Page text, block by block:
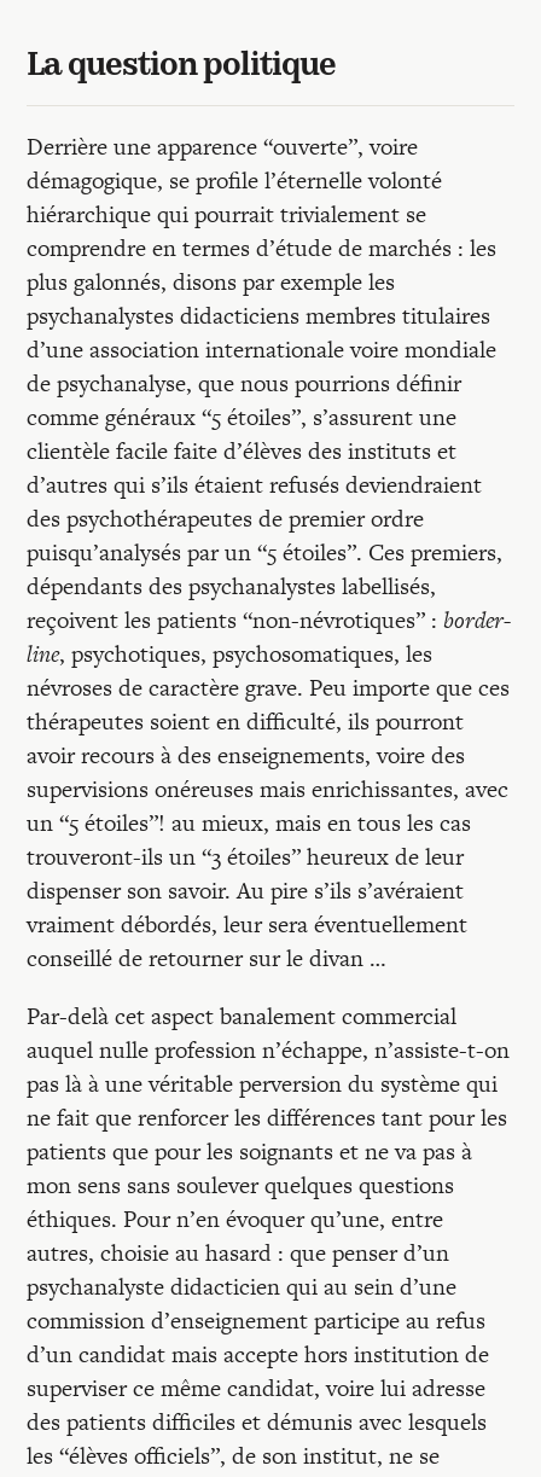
La question politique
Derrière une apparence “ouverte”, voire
démagogique, se profile l’éternelle volonté
hiérarchique qui pourrait trivialement se
comprendre en termes d’étude de marchés : les
plus galonnés, disons par exemple les
psychanalystes didacticiens membres titulaires
d’une association internationale voire mondiale
de psychanalyse, que nous pourrions définir
comme généraux “5 étoiles”, s’assurent une
clientèle facile faite d’élèves des instituts et
d’autres qui s’ils étaient refusés deviendraient
des psychothérapeutes de premier ordre
puisqu’analysés par un “5 étoiles”. Ces premiers,
dépendants des psychanalystes labellisés,
reçoivent les patients “non-névrotiques” :border-
line, psychotiques, psychosomatiques, les
névroses de caractère grave. Peu importe que ces
thérapeutes soient en difficulté, ils pourront
avoir recours à des enseignements, voire des
supervisions onéreuses mais enrichissantes, avec
un “5 étoiles”! au mieux, mais en tous les cas
trouveront-ils un “3 étoiles” heureux de leur
dispenser son savoir. Au pire s’ils s’avéraient
vraiment débordés, leur sera éventuellement
conseillé de retourner sur le divan …
Par-delà cet aspect banalement commercial
auquel nulle profession n’échappe, n’assiste-t-on
pas là à une véritable perversion du système qui
ne fait que renforcer les différences tant pour les
patients que pour les soignants et ne va pas à
mon sens sans soulever quelques questions
éthiques. Pour n’en évoquer qu’une, entre
autres, choisie au hasard : que penser d’un
psychanalyste didacticien qui au sein d’une
commission d’enseignement participe au refus
d’un candidat mais accepte hors institution de
superviser ce même candidat, voire lui adresse
des patients difficiles et démunis avec lesquels
les “élèves officiels”, de son institut, ne se